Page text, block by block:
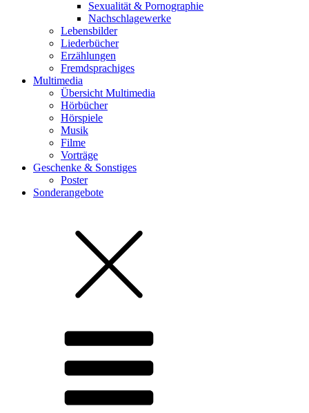
Sexualität & Pornographie
Nachschlagewerke
Lebensbilder
Liederbücher
Erzählungen
Fremdsprachiges
Multimedia
Übersicht Multimedia
Hörbücher
Hörspiele
Musik
Filme
Vorträge
Geschenke & Sonstiges
Poster
Sonderangebote